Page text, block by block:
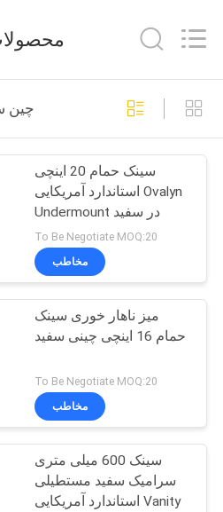
21
توالت
17
17
چین
سینک حمام 20 اینچی
استاندارد آمریکایی Ovalyn
Undermount در سفید
To Be Negotiate MOQ:20
مخاطب
میز ناهار خوری سینک
حمام 16 اینچی چینی سفید
To Be Negotiate MOQ:20
مخاطب
سینک 600 میلی متری
سرامیک سفید مستطیلی
استاندارد آمریکایی Vanity